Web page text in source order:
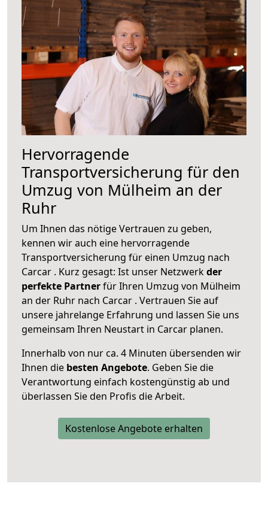
Hervorragende
Transportversicherung für den
Umzug von Mülheim an der
Ruhr
Um Ihnen das nötige Vertrauen zu geben,
kennen wir auch eine hervorragende
Transportversicherung für einen Umzug nach
Carcar . Kurz gesagt: Ist unser Netzwerkder
perfekte Partnerfür Ihren Umzug von Mülheim
an der Ruhr nach Carcar . Vertrauen Sie auf
unsere jahrelange Erfahrung und lassen Sie uns
gemeinsam Ihren Neustart in Carcar planen.
Innerhalb von nur ca. 4 Minuten übersenden wir
Ihnen die besten Angebote. Geben Sie die
Verantwortung einfach kostengünstig ab und
überlassen Sie den Profis die Arbeit.
Kostenlose Angebote erhalten